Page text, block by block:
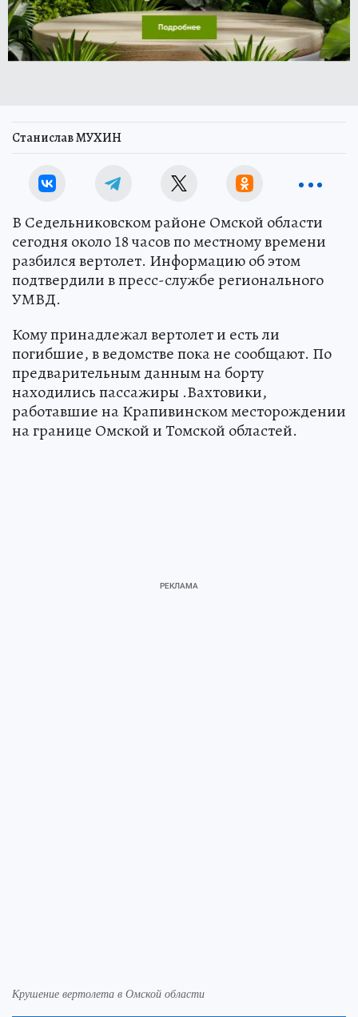
Станислав МУХИН
В Седельниковском районе Омской области
сегодня около 18 часов по местному времени
разбился вертолет. Информацию об этом
подтвердили в пресс-службе регионального
УМВД.
Кому принадлежал вертолет и есть ли
погибшие, в ведомстве пока не сообщают. По
предварительным данным на борту
находились пассажиры .Вахтовики,
работавшие на Крапивинском месторождении
на границе Омской и Томской областей.
Крушение вертолета в Омской области